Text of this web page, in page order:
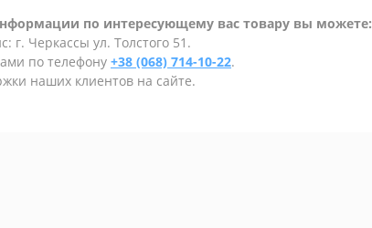
по интересующему вас товару вы можете:
г. Черкассы ул. Толстого 51.
по телефону +38 (068) 714-10-22.
наших клиентов на сайте.